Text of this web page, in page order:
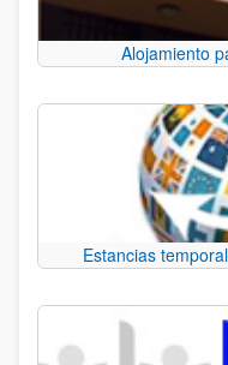
Alojamiento
Estancias